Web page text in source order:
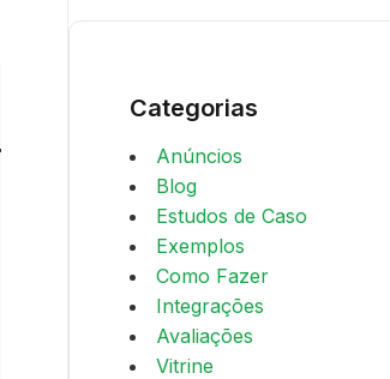
Categorias
Anúncios
Blog
Estudos de Caso
Exemplos
Como Fazer
Integrações
Avaliações
Vitrine